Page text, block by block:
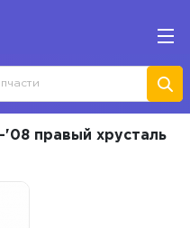
'08 правый хрусталь